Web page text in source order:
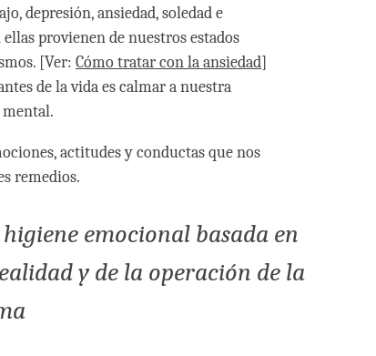
depresión, ansiedad, soledad e
provienen de nuestros estados
[Ver: Cómo tratar con la ansiedad]
de la vida es calmar a nuestra
actitudes y conductas que nos
remedios.
emocional basada en
y de la operación de la